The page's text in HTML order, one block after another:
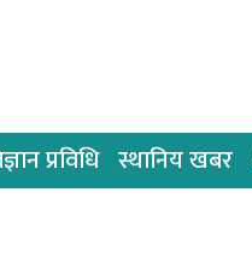
प्रविधि स्थानिय खबर